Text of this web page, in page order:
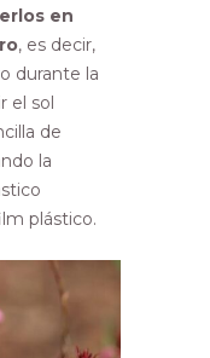
en
, es decir,
durante la
el sol
de
la
plástico.